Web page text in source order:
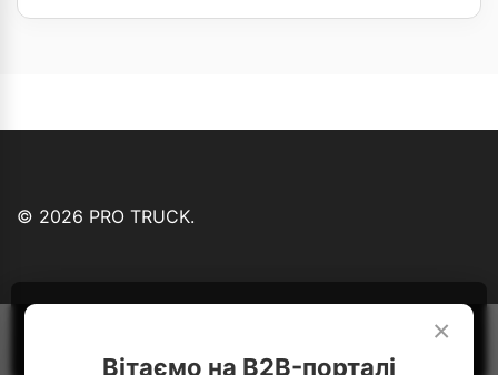
© 2026 PRO TRUCK.
×
Вітаємо на B2B-порталі